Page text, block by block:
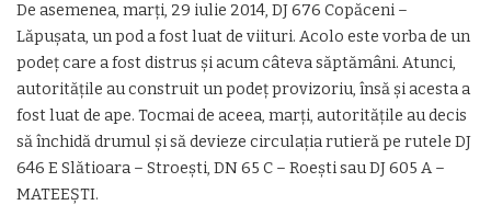
De asemenea, marţi, 29 iulie 2014, DJ 676 Copăceni –
Lăpuşata, un pod a fost luat de viituri. Acolo este vorba de un
podeţ care a fost distrus şi acum câteva săptămâni. Atunci,
autorităţile au construit un podeţ provizoriu, însă şi acesta a
fost luat de ape. Tocmai de aceea, marţi, autorităţile au decis
să închidă drumul şi să devieze circulaţia rutieră pe rutele DJ
646 E Slătioara – Stroeşti, DN 65 C – Roeşti sau DJ 605 A –
MATEEŞTI.